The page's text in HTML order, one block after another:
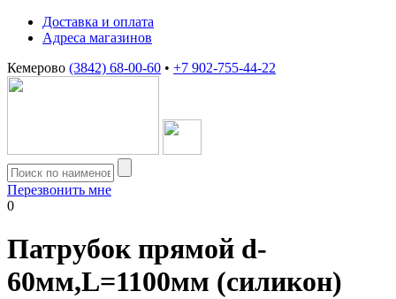
Доставка и оплата
Адреса магазинов
Кемерово (3842) 68-00-60 • +7 902-755-44-22
Перезвонить мне
0
Патрубок прямой d-
60мм,L=1100мм (силикон)